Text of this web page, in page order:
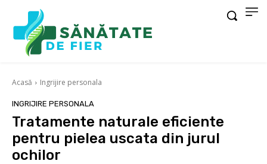
Acasă Ingrijire personala
INGRIJIRE PERSONALA
Tratamente naturale eficiente
pentru pielea uscata din jurul
ochilor